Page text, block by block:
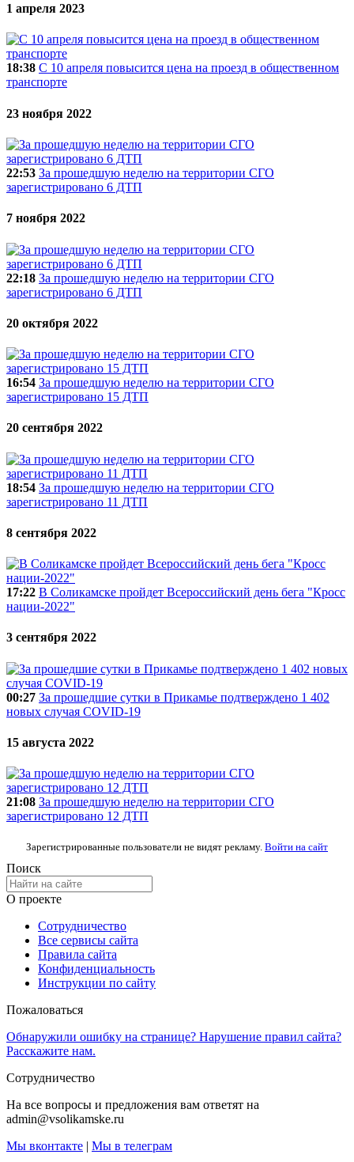
1 апреля 2023
18:38 С 10 апреля повысится цена на проезд в общественном
транспорте
23 ноября 2022
22:53 За прошедшую неделю на территории СГО
зарегистрировано 6 ДТП
7 ноября 2022
22:18 За прошедшую неделю на территории СГО
зарегистрировано 6 ДТП
20 октября 2022
16:54 За прошедшую неделю на территории СГО
зарегистрировано 15 ДТП
20 сентября 2022
18:54 За прошедшую неделю на территории СГО
зарегистрировано 11 ДТП
8 сентября 2022
17:22 В Соликамске пройдет Всероссийский день бега "Кросс
нации-2022"
3 сентября 2022
00:27 За прошедшие сутки в Прикамье подтверждено 1 402
новых случая COVID-19
15 августа 2022
21:08 За прошедшую неделю на территории СГО
зарегистрировано 12 ДТП
Зарегистрированные пользователи не видят рекламу. Войти на сайт
Поиск
О проекте
Сотрудничество
Все сервисы сайта
Правила сайта
Конфиденциальность
Инструкции по сайту
Пожаловаться
Обнаружили ошибку на странице? Нарушение правил сайта?
Расскажите нам.
Сотрудничество
На все вопросы и предложения вам ответят на
admin@vsolikamske.ru
Мы вконтакте | Мы в телеграм